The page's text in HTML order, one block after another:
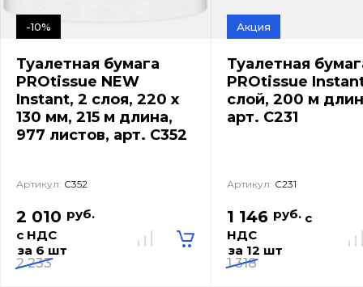
-10%
Туалетная бумага
PROtissue NEW
Instant, 2 слоя, 220 х
130 мм, 215 м длина,
977 листов, арт. C352
Артикул: С352
2 010 руб.
с НДС
за 6 шт
2 233
Акция
Туалетная
PROtissue
слой, 200 м
арт. C231
Артикул: С231
1 146 руб. с
НДС
за 12 шт
1 318